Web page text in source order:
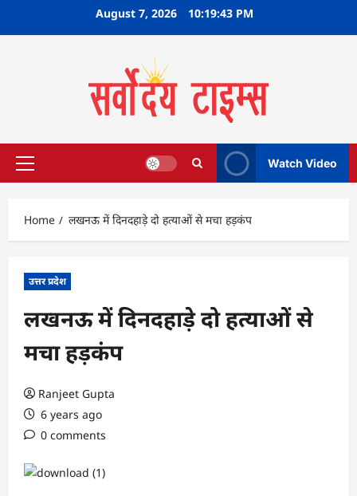
August 7, 2026 10:19:44 PM
Primary
Watch Video
Home लखनऊ में दिनदहाड़े दो हत्याओं से मचा हड़कंप
उत्तर प्रदेश
लखनऊ में दिनदहाड़े दो हत्याओं से
मचा हड़कंप
Ranjeet Gupta
6 years ago
0 comments